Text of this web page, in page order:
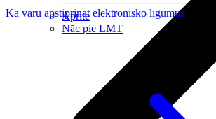
Aprite
Nāc pie LMT
Kā varu apstiprināt elektronisko līgumu?